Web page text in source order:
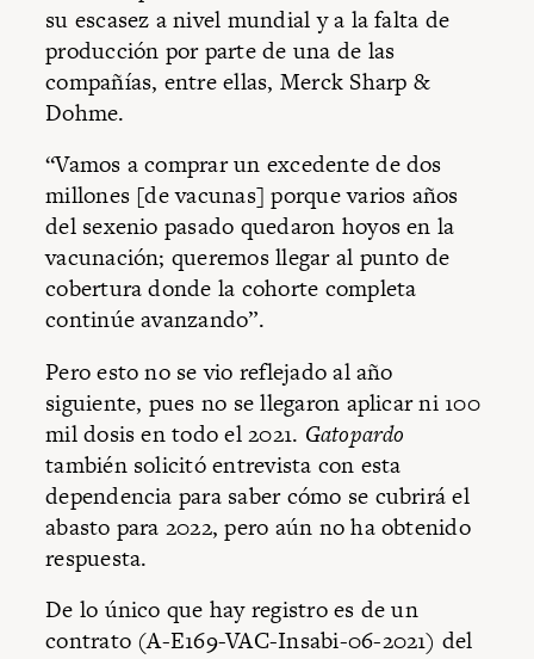
su escasez a nivel mundial y a la falta de
producción por parte de una de las
compañías, entre ellas, Merck Sharp &
Dohme.
“Vamos a comprar un excedente de dos
millones [de vacunas] porque varios años
del sexenio pasado quedaron hoyos en la
vacunación; queremos llegar al punto de
cobertura donde la cohorte completa
continúe avanzando”.
Pero esto no se vio reflejado al año
siguiente, pues no se llegaron aplicar ni 100
mil dosis en todo el 2021. Gatopardo
también solicitó entrevista con esta
dependencia para saber cómo se cubrirá el
abasto para 2022, pero aún no ha obtenido
respuesta.
De lo único que hay registro es de un
contrato (A-E169-VAC-Insabi-06-2021) del